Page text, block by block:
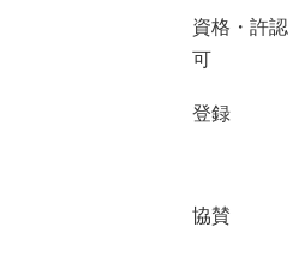
資格・許認
可
登録
協賛